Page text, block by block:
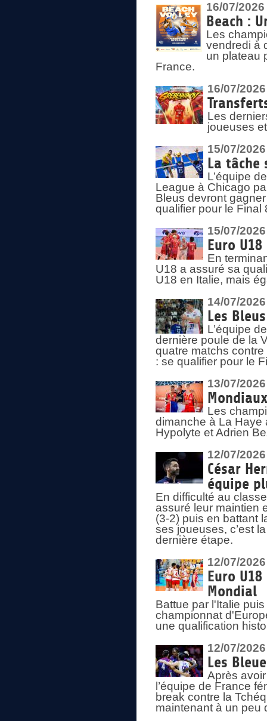
16/07/2026
Beach :
Les
vendredi à
un plateau
France.
16/07/2026
Les
joueuses
15/07/2026
La tâche
L’équipe
League à Chicago
Bleus devront
qualifier pour le Final
15/07/2026
Euro
En
U18 a assuré sa
U18 en Italie, mais
14/07/2026
Les
L’équipe
dernière poule de la
quatre matchs
: se qualifier pour le
13/07/2026
Les
dimanche à La Haye
Hypolyte et Adrien
12/07/2026
César
équipe
En difficulté au
assuré leur maintien
(3-2) puis en battant
ses joueuses, c’est
dernière étape.
12/07/2026
Euro
Mondial
Battue par l'Italie
championnat
une qualification
12/07/2026
Les
Après
l’équipe de France
break contre la
maintenant à un peu